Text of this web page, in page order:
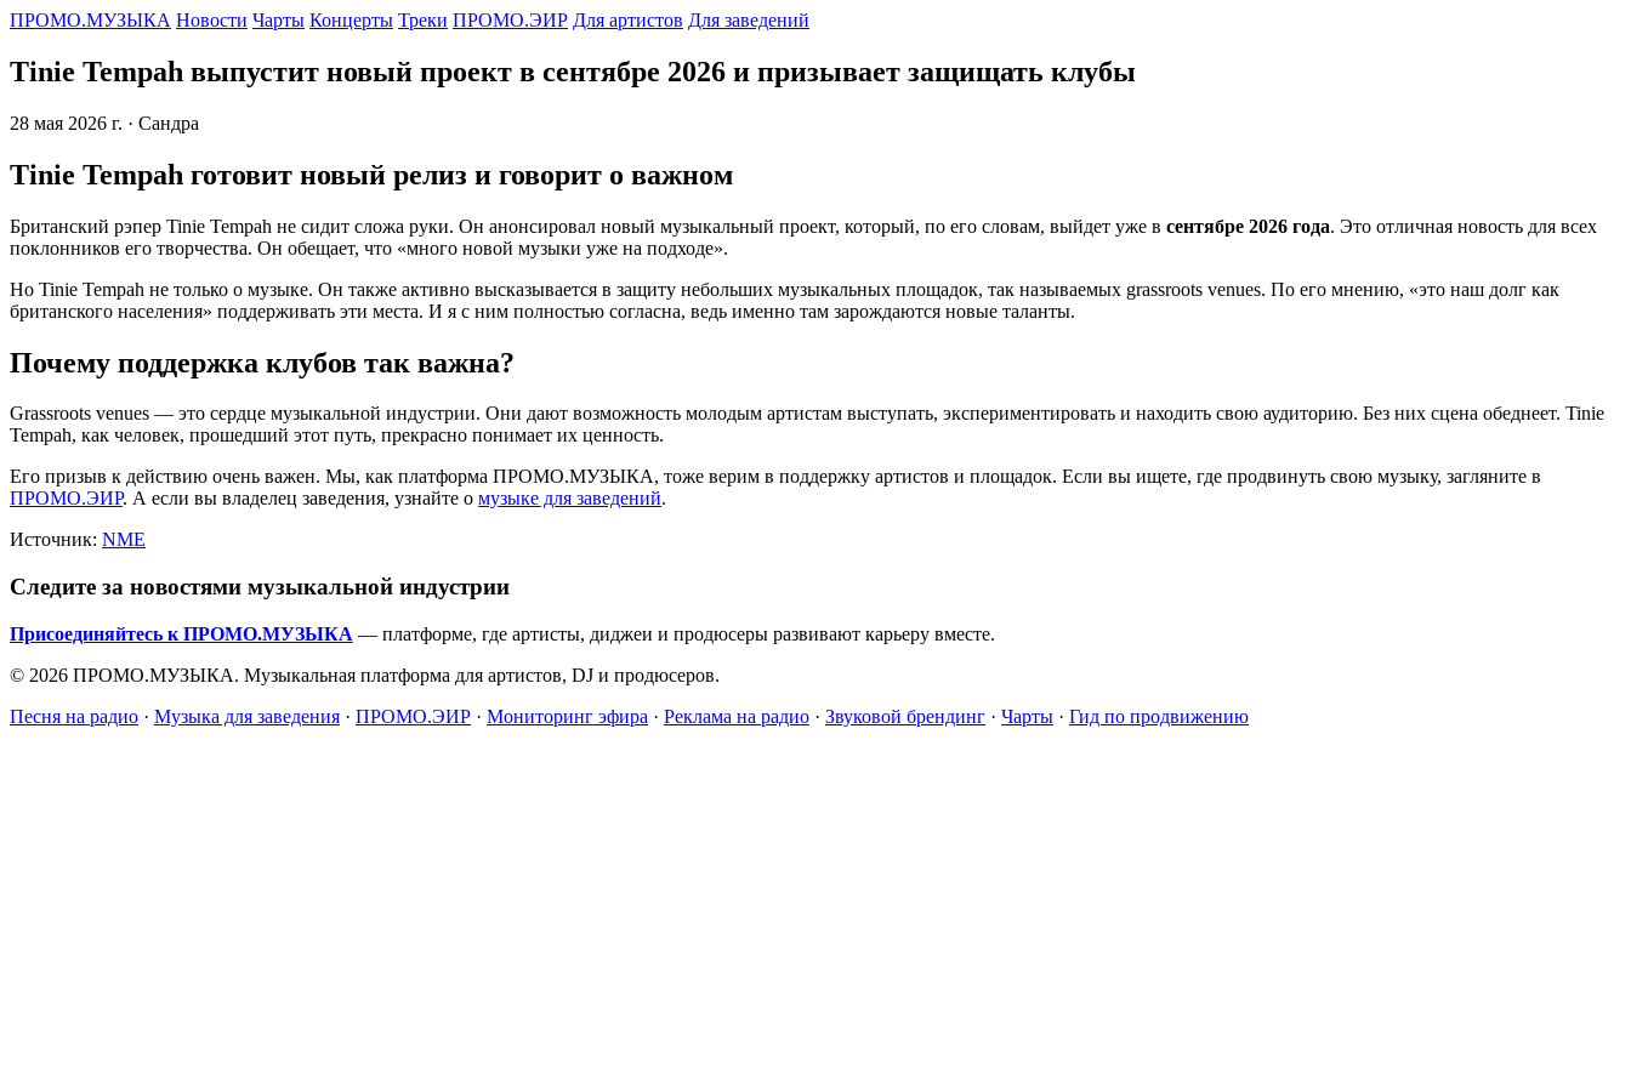
ПРОМО.МУЗЫКА Новости Чарты Концерты Треки ПРОМО.ЭИР Для артистов Для заведений
Tinie Tempah выпустит новый проект в сентябре 2026 и призывает защищать клубы
28 мая 2026 г. · Сандра
Tinie Tempah готовит новый релиз и говорит о важном
Британский рэпер Tinie Tempah не сидит сложа руки. Он анонсировал новый музыкальный проект, который, по его словам, выйдет уже в сентябре 2026 года. Это отличная новость для всех
поклонников его творчества. Он обещает, что «много новой музыки уже на подходе».
Но Tinie Tempah не только о музыке. Он также активно высказывается в защиту небольших музыкальных площадок, так называемых grassroots venues. По его мнению, «это наш долг как
британского населения» поддерживать эти места. И я с ним полностью согласна, ведь именно там зарождаются новые таланты.
Почему поддержка клубов так важна?
Grassroots venues — это сердце музыкальной индустрии. Они дают возможность молодым артистам выступать, экспериментировать и находить свою аудиторию. Без них сцена обеднеет. Tinie
Tempah, как человек, прошедший этот путь, прекрасно понимает их ценность.
Его призыв к действию очень важен. Мы, как платформа ПРОМО.МУЗЫКА, тоже верим в поддержку артистов и площадок. Если вы ищете, где продвинуть свою музыку, загляните в
ПРОМО.ЭИР. А если вы владелец заведения, узнайте о музыке для заведений.
Источник: NME
Следите за новостями музыкальной индустрии
Присоединяйтесь к ПРОМО.МУЗЫКА — платформе, где артисты, диджеи и продюсеры развивают карьеру вместе.
© 2026 ПРОМО.МУЗЫКА. Музыкальная платформа для артистов, DJ и продюсеров.
Песня на радио · Музыка для заведения · ПРОМО.ЭИР · Мониторинг эфира · Реклама на радио · Звуковой брендинг · Чарты · Гид по продвижению